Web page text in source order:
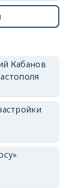
Кабанов